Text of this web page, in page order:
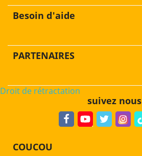
Besoin d'aide
PARTENAIRES
Droit de rétractation
suivez nous
COUCOU